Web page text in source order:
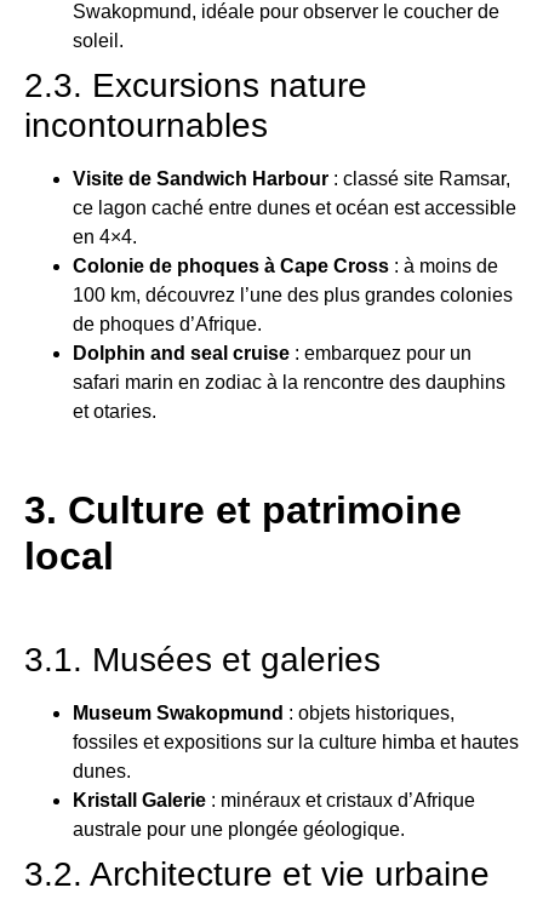
Swakopmund, idéale pour observer le coucher de
soleil.
2.3. Excursions nature
incontournables
Visite de Sandwich Harbour : classé site Ramsar,
ce lagon caché entre dunes et océan est accessible
en 4×4.
Colonie de phoques à Cape Cross : à moins de
100 km, découvrez l’une des plus grandes colonies
de phoques d’Afrique.
Dolphin and seal cruise : embarquez pour un
safari marin en zodiac à la rencontre des dauphins
et otaries.
3. Culture et patrimoine
local
3.1. Musées et galeries
Museum Swakopmund : objets historiques,
fossiles et expositions sur la culture himba et hautes
dunes.
Kristall Galerie : minéraux et cristaux d’Afrique
australe pour une plongée géologique.
3.2. Architecture et vie urbaine